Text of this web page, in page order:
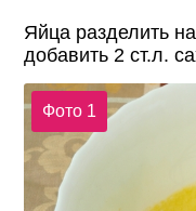
Яйца разделить
добавить 2 ст.л.
Фото 1